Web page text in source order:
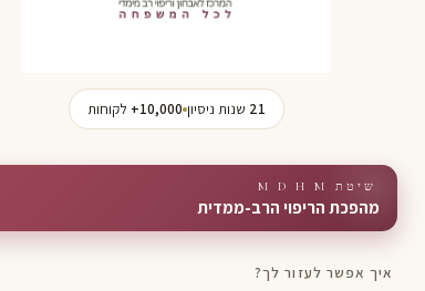
אופיר שגב פרימן — MDHM
21 שנות ניסיון 10,000+ לקוחות
שיטת M D H M
מהפכת הריפוי הרב-ממדית
איך אפשר לעזור לך?